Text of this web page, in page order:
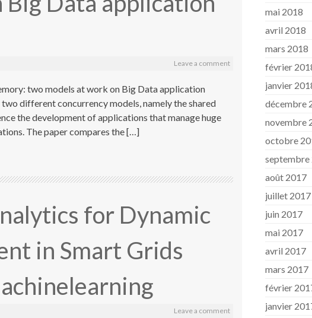
Leave a comment
two models at work on Big Data application
different concurrency models, namely the shared
the development of applications that manage huge
The paper compares the […]
for Dynamic
in Smart Grids
Leave a comment
mai 2018
avril 2018
mars 2018
février
janvier
décembre
novembre
octobre
septembre
août 2017
juillet 2017
juin 2017
mai 2017
avril 2017
mars 2017
février
janvier